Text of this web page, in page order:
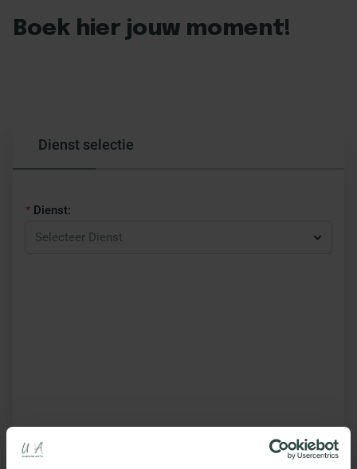
Boek hier jouw moment!
Dienst selectie
Dienst:
Selecteer Dienst